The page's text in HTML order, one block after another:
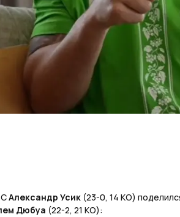
Александр Усик (23-0, 14 KO)
Дюбуа (22-2, 21 KO):